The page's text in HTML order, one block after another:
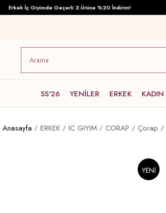
Erkek İç Giyimde Geçerli 2.Ürüne %20 İndirim!
SS'26 YENİLER ERKEK KADIN
Anasayfa ERKEK IC GIYIM CORAP Çorap
YENI